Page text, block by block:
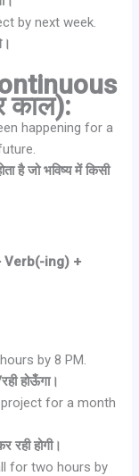
by next week.
काल):
happening for a
है जो भविष्य में किसी
Verb(-ing) +
by 8 PM.
होऊँगा।
for a month
रही होगी।
for two hours by